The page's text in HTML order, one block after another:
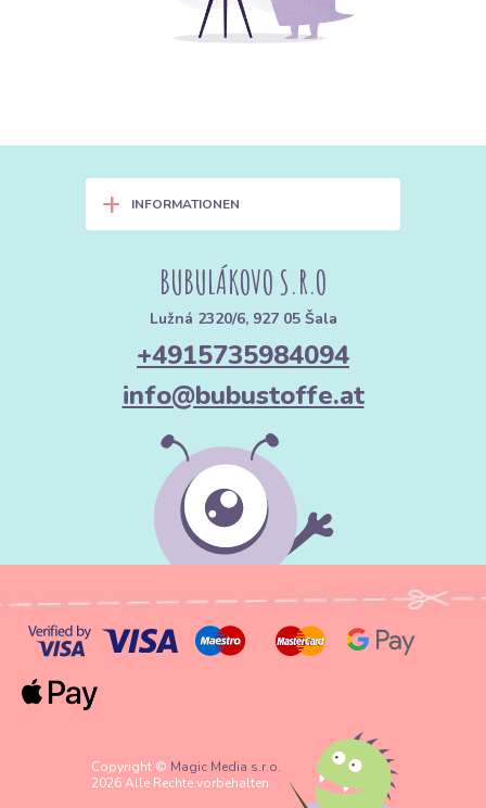
+ INFORMATIONEN
BUBULÁKOVO S.R.O
Lužná 2320/6, 927 05 Šala
+4915735984094
info@bubustoffe.at
Copyright © Magic Media s.r.o.
2026 Alle Rechte vorbehalten